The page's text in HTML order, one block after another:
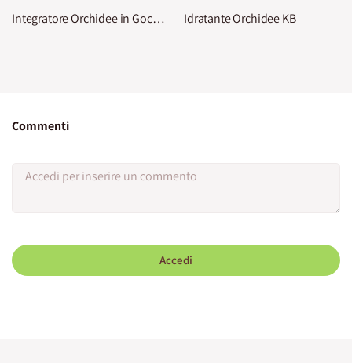
Integratore Orchidee in Gocce KB Idratante Orchidee KB
Commenti
Accedi